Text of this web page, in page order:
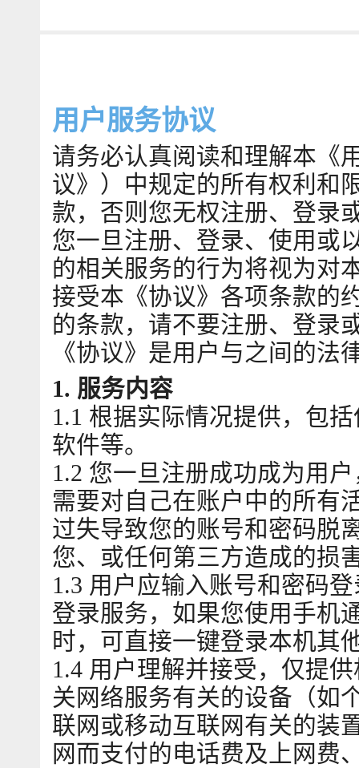
用户服务协议
请务必认真阅读和理解本《
议》）中规定的所有权利和
款，否则您无权注册、登录
您一旦注册、登录、使用或
的相关服务的行为将视为对
接受本《协议》各项条款的
的条款，请不要注册、登录
《协议》是用户与之间的法
1. 服务内容
1.1 根据实际情况提供，包
软件等。
1.2 您一旦注册成功成为用
需要对自己在账户中的所有
过失导致您的账号和密码脱
您、或任何第三方造成的损
1.3 用户应输入账号和密码
登录服务，如果您使用手机
时，可直接一键登录本机其
1.4 用户理解并接受，仅提
关网络服务有关的设备（如
联网或移动互联网有关的装
网而支付的电话费及上网费